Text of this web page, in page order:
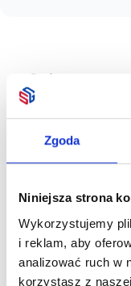
Zgoda
Niniejsza strona
Wykorzystujemy
i reklam, aby
analizować ruch w
korzystasz z
Opis
Błyszczący
specjalną powłoką